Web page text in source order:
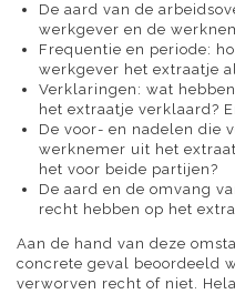
De aard van de
werkgever en de
Frequentie en periode:
werkgever het extraatje
Verklaringen: wat
het extraatje verklaard?
De voor- en nadelen die
werknemer uit het
het voor beide partijen?
De aard en de omvang
recht hebben op het
Aan de hand van deze
concrete geval beoordeeld
verworven recht of niet.